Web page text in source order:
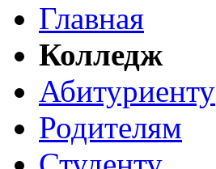
Главная
Колледж
Абитуриенту
Родителям